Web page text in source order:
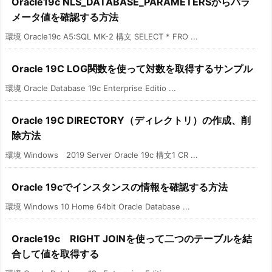
メータ値を確認する方法
環境 Oracle19c A5:SQL MK-2 構文 SELECT * FRO ...
Oracle 19C LOG関数を使って対数を取得するサンプル
環境 Oracle Database 19c Enterprise Editio ...
Oracle 19C DIRECTORY（ディレクトリ）の作成、削
除方法
環境 Windows 2019 Server Oracle 19c 構文1 CR ...
Oracle 19cでインスタンスの情報を確認する方法
環境 Windows 10 Home 64bit Oracle Database ...
Oracle19c RIGHT JOINを使って二つのテーブルを結
合して値を取得する